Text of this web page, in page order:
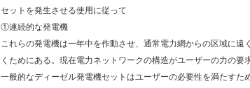
セットを発生させる使用に従って
①連続的な発電機
これらの発電機は一年中を作動させ、通常電力網からの区域に
くためにある。現在電力ネットワークの構造がユーザーの力の
一般的なディーゼル発電機セットはユーザーの必要性を満たす